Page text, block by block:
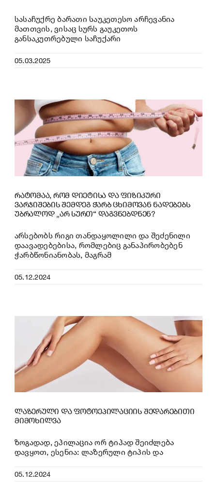
სასაჩუქრე ბარათი საუკეთესო არჩევანია
მათთვის, ვისაც სურს გაუკეთოს
განსაკუთრებული საჩუქარი
05.03.2025
რატომაა, რომ დიეტისა და ფიზიკური
ვარჯიშების შემდეგ ჭარბ ცხიმოვან ნადებებს
უბრალოდ „არ სურთ“ დაგვნებდნენ?
არსებობს რიგი თანდაყოლილი და შეძენილი
დაავადებებისა, რომლებიც განაპირობებენ
ჭარბწონიანობას, მაგრამ
05.12.2024
ლაზერული და ფოტოეპილაციის შედარებითი
მიმოხილვა
ზოგადად, ეპილაცია ორ ტიპად შეიძლება
დავყოთ, ესენია: ლაზერული ტიპის და
05.12.2024